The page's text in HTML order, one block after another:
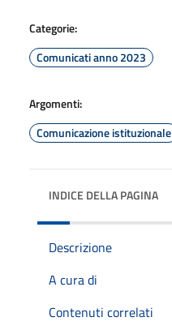
Categorie:
Comunicati anno 2023
Argomenti:
Comunicazione istituzionale
INDICE DELLA PAGINA
Descrizione
A cura di
Contenuti correlati